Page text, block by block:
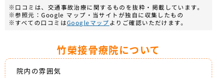
※口コミは、交通事故治療に関するものを抜粋・掲載しています。
※参照元：Google マップ・当サイトが独自に収集したもの
※すべての口コミはGoogleマップよりご確認いただけます。
竹榮接骨療院について
院内の雰囲気